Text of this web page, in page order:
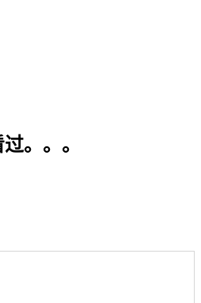
。。。